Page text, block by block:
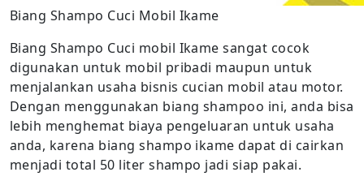
Biang Shampo Cuci Mobil Ikame
Biang Shampo Cuci mobil Ikame sangat cocok
digunakan untuk mobil pribadi maupun untuk
menjalankan usaha bisnis cucian mobil atau motor.
Dengan menggunakan biang shampoo ini, anda bisa
lebih menghemat biaya pengeluaran untuk usaha
anda, karena biang shampo ikame dapat di cairkan
menjadi total 50 liter shampo jadi siap pakai.